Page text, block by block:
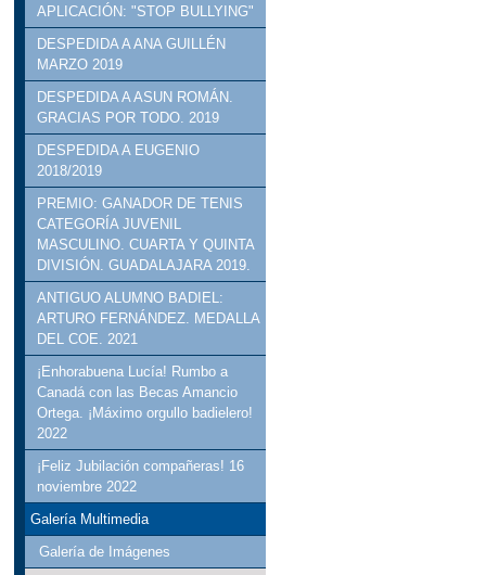
APLICACIÓN: "STOP BULLYING"
DESPEDIDA A ANA GUILLÉN
MARZO 2019
DESPEDIDA A ASUN ROMÁN.
GRACIAS POR TODO. 2019
DESPEDIDA A EUGENIO
2018/2019
PREMIO: GANADOR DE TENIS
CATEGORÍA JUVENIL
MASCULINO. CUARTA Y QUINTA
DIVISIÓN. GUADALAJARA 2019.
ANTIGUO ALUMNO BADIEL:
ARTURO FERNÁNDEZ. MEDALLA
DEL COE. 2021
¡Enhorabuena Lucía! Rumbo a
Canadá con las Becas Amancio
Ortega. ¡Máximo orgullo badielero!
2022
¡Feliz Jubilación compañeras! 16
noviembre 2022
Galería Multimedia
Galería de Imágenes